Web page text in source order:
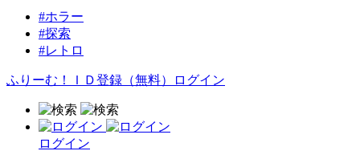
#ホラー
#探索
#レトロ
ふりーむ！ＩＤ登録（無料） ログイン
ログイン